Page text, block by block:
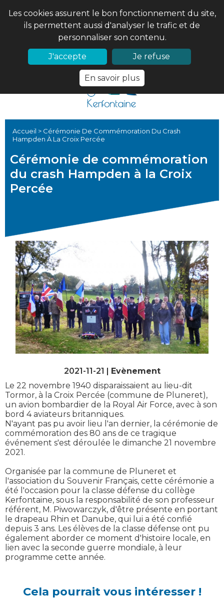
Les cookies assurent le bon fonctionnement du site,
ils permettent aussi d'analyser le trafic et de
personnaliser son contenu.
J'accepte
Je refuse
En savoir plus
02 97 56 61 18
Accueil > Cérémonie De Commémoration Du Crash
Hampden À La Croix Percée
Cérémonie de commémoration
du crash Hampden à la Croix
Percée
2021-11-21 | Evènement
Le 22 novembre 1940 disparaissaient au lieu-dit
Tormor, à la Croix Percée (commune de Pluneret),
un avion bombardier de la Royal Air Force, avec à son
bord 4 aviateurs britanniques.
N'ayant pas pu avoir lieu l'an dernier, la cérémonie de
commémoration des 80 ans de ce tragique
événement s'est déroulée le dimanche 21 novembre
2021.
Organisée par la commune de Pluneret et
l'association du Souvenir Français, cette cérémonie a
été l'occasion pour la classe défense du collège
Kerfontaine, sous la responsabilité de son professeur
référent, M. Piwowarczyk, d'être présente en portant
le drapeau Rhin et Danube, qui lui a été confié
depuis 3 ans. Les élèves de la classe défense ont pu
également aborder ce moment d'histoire locale, en
lien avec la seconde guerre mondiale, à leur
programme cette année.
Cela pourrait vous intéresser !